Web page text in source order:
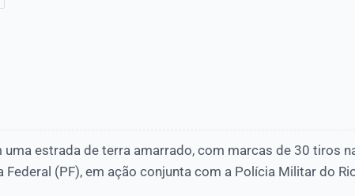
estrada de terra amarrado, com marcas de 30 tiros
(PF), em ação conjunta com a Polícia Militar do